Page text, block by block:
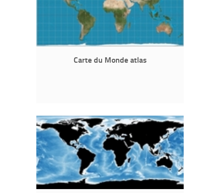
Carte du Monde atlas